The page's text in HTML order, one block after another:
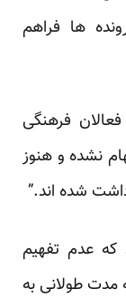
ها فراهم
فرهنگی
نشده و هنوز
شده اند.”
که عدم تفهیم
مدت طولانی به